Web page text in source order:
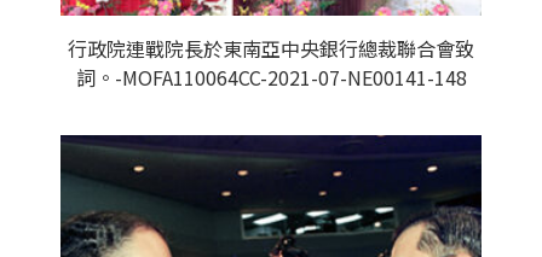
行政院連戰院長於東南亞中央銀行總裁聯合會致
詞。-MOFA110064CC-2021-07-NE00141-148